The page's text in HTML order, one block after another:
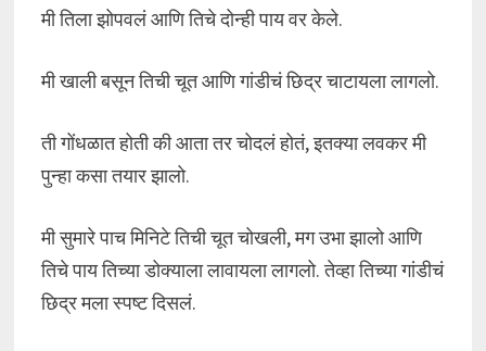
मी तिला झोपवलं आणि तिचे दोन्ही पाय वर केले.
मी खाली बसून तिची चूत आणि गांडीचं छिद्र चाटायला लागलो.
ती गोंधळात होती की आता तर चोदलं होतं, इतक्या लवकर मी
पुन्हा कसा तयार झालो.
मी सुमारे पाच मिनिटे तिची चूत चोखली, मग उभा झालो आणि
तिचे पाय तिच्या डोक्याला लावायला लागलो. तेव्हा तिच्या गांडीचं
छिद्र मला स्पष्ट दिसलं.